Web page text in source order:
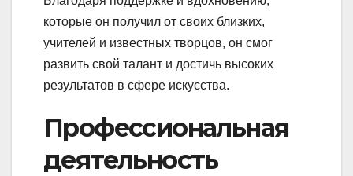
которые он получил от своих близких,
учителей и известных творцов, он смог
развить свой талант и достичь высоких
результатов в сфере искусства.
Профессиональная
деятельность